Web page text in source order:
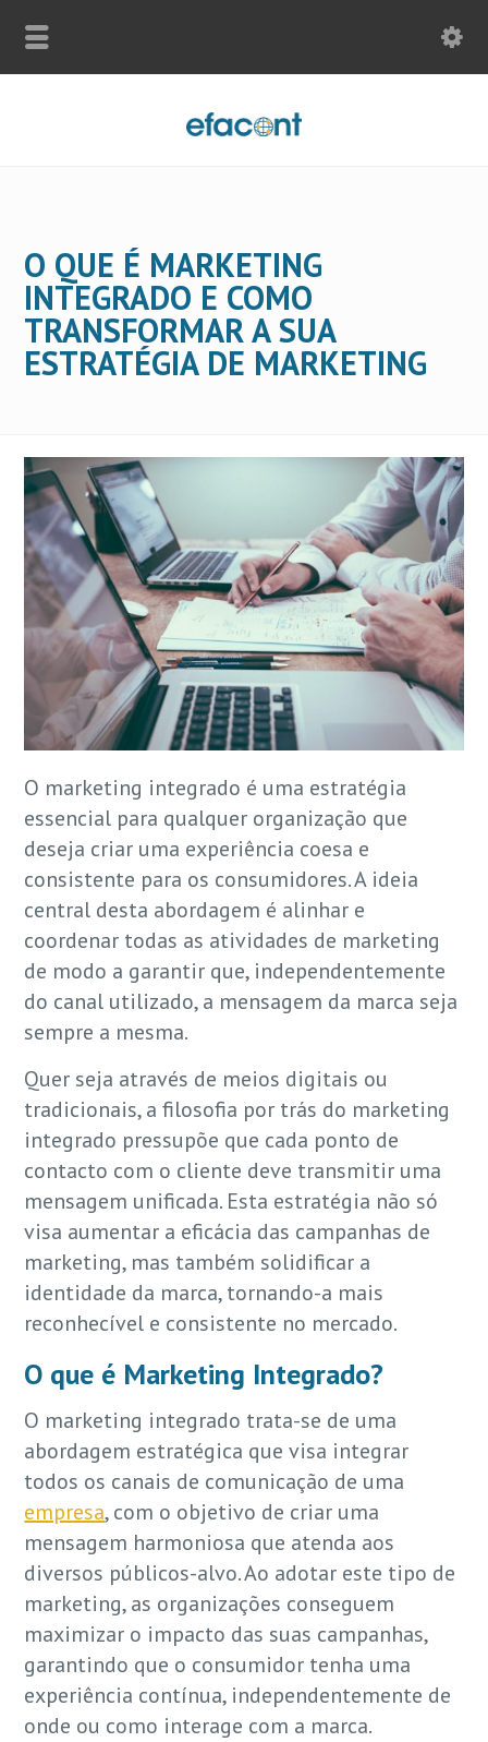
O QUE É MARKETING
INTEGRADO E COMO
TRANSFORMAR A SUA
ESTRATÉGIA DE MARKETING
O marketing integrado é uma estratégia
essencial para qualquer organização que
deseja criar uma experiência coesa e
consistente para os consumidores. A ideia
central desta abordagem é alinhar e
coordenar todas as atividades de marketing
de modo a garantir que, independentemente
do canal utilizado, a mensagem da marca seja
sempre a mesma.
Quer seja através de meios digitais ou
tradicionais, a filosofia por trás do marketing
integrado pressupõe que cada ponto de
contacto com o cliente deve transmitir uma
mensagem unificada. Esta estratégia não só
visa aumentar a eficácia das campanhas de
marketing, mas também solidificar a
identidade da marca, tornando-a mais
reconhecível e consistente no mercado.
O que é Marketing Integrado?
O marketing integrado trata-se de uma
abordagem estratégica que visa integrar
todos os canais de comunicação de uma
empresa, com o objetivo de criar uma
mensagem harmoniosa que atenda aos
diversos públicos-alvo. Ao adotar este tipo de
marketing, as organizações conseguem
maximizar o impacto das suas campanhas,
garantindo que o consumidor tenha uma
experiência contínua, independentemente de
onde ou como interage com a marca.